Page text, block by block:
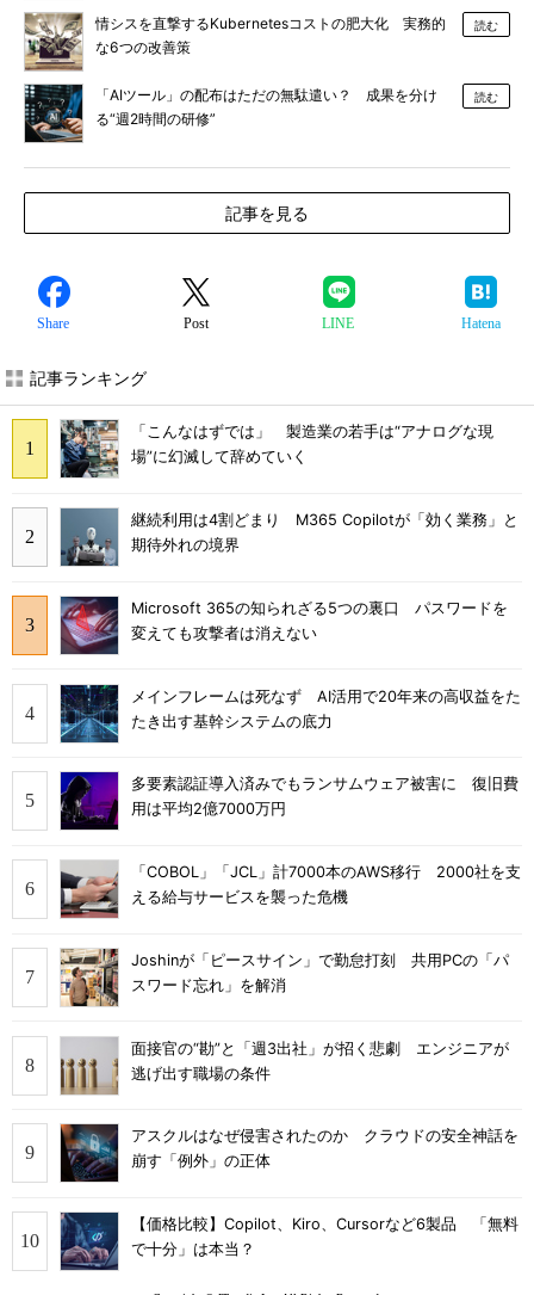
情シスを直撃するKubernetesコストの肥大化 実務的
な6つの改善策
読む
「AIツール」の配布はただの無駄遣い？ 成果を分け
る“週2時間の研修”
読む
記事を見る
Share Post LINE Hatena
記事ランキング
「こんなはずでは」 製造業の若手は“アナログな現
場”に幻滅して辞めていく
継続利用は4割どまり M365 Copilotが「効く業務」と
期待外れの境界
Microsoft 365の知られざる5つの裏口 パスワードを
変えても攻撃者は消えない
メインフレームは死なず AI活用で20年来の高収益をた
たき出す基幹システムの底力
多要素認証導入済みでもランサムウェア被害に 復旧費
用は平均2億7000万円
「COBOL」「JCL」計7000本のAWS移行 2000社を支
える給与サービスを襲った危機
Joshinが「ピースサイン」で勤怠打刻 共用PCの「パ
スワード忘れ」を解消
面接官の“勘”と「週3出社」が招く悲劇 エンジニアが
逃げ出す職場の条件
アスクルはなぜ侵害されたのか クラウドの安全神話を
崩す「例外」の正体
【価格比較】Copilot、Kiro、Cursorなど6製品 「無料
で十分」は本当？